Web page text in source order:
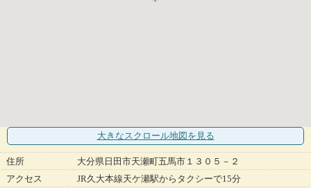
大きなスクロール地図 を見る
住所
大分県日田市天瀬町五馬市１３０５－２
アクセス
JR久大本線天ケ瀬駅からタクシーで15分